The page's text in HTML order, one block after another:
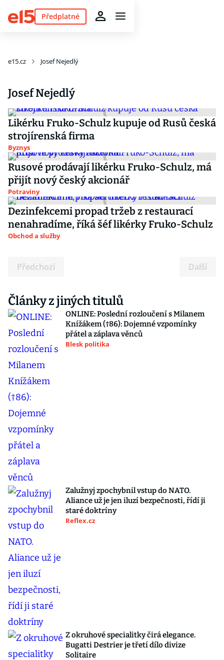
Předplatné
e15.cz Josef Nejedlý
Josef Nejedlý
Likérku Fruko-Schulz kupuje od Rusů česká
strojírenská firma
Byznys
Rusové prodávají likérku Fruko-Schulz, má
přijít nový český akcionář
Potraviny
Dezinfekcemi propad tržeb z restaurací
nenahradíme, říká šéf likérky Fruko-Schulz
Obchod a služby
Předchozí Další
Články z jiných titulů
ONLINE: Poslední rozloučení s Milanem
Knížákem (†86): Dojemné vzpomínky
přátel a záplava věnců
Blesk politika
Zalužnyj zpochybnil vstup do NATO.
Aliance už je jen iluzí bezpečnosti, řídí ji
staré doktríny
Reflex.cz
Z okruhové specialitky čirá elegance.
Bugatti Destrier je třetí dílo divize
Solitaire